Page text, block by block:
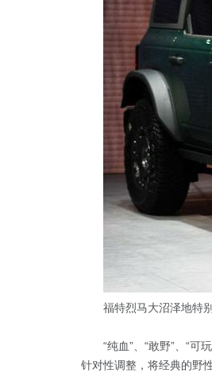
福特烈马大沼泽地特
“纯血”、“敢野”、“
针对性调整，将经典的野